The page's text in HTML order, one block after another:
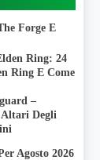
Forge E
Ring: 24
Ring E Come
–
Degli
Agosto 2026